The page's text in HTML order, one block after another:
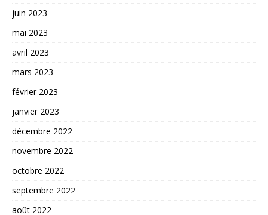
juin 2023
mai 2023
avril 2023
mars 2023
février 2023
janvier 2023
décembre 2022
novembre 2022
octobre 2022
septembre 2022
août 2022